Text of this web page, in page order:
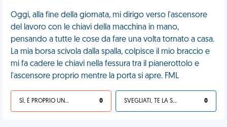
Oggi, alla fine della giornata, mi dirigo verso l'ascensore
del lavoro con le chiavi della macchina in mano,
pensando a tutte le cose da fare una volta tornato a casa.
La mia borsa scivola dalla spalla, colpisce il mio braccio e
mi fa cadere le chiavi nella fessura tra il pianerottolo e
l'ascensore proprio mentre la porta si apre. FML
SÌ, È PROPRIO UNA VDM! 0 SVEGLIATI, TE LA SEI CERCATA! 0